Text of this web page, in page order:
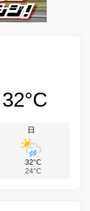
32°C
日
32°C
24°C